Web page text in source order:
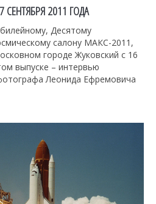
СЕНТЯБРЯ 2011 ГОДА
Десятому
салону МАКС-2011,
городе Жуковский с 16
выпуске – интервью
Леонида Ефремовича